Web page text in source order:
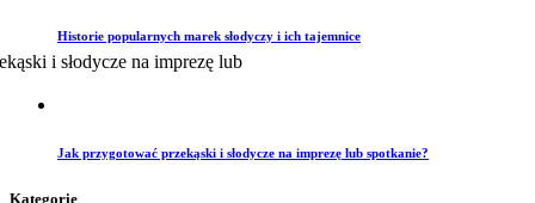
Historie popularnych marek słodyczy i ich tajemnice
Jak przygotować przekąski i słodycze na imprezę lub spotkanie?
Kategorie